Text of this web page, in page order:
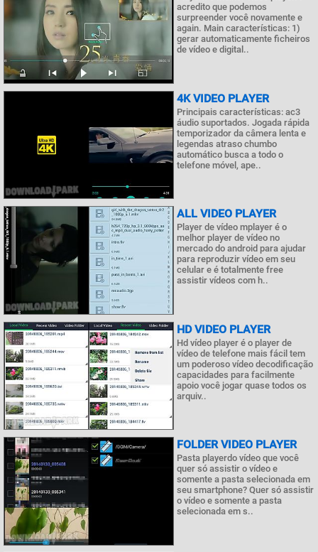
acredito que podemos
surpreender você novamente e
again. Main características: 1)
gerar automaticamente ficheiros
de vídeo e digital..
4K VIDEO PLAYER
Principais características: ac3
áudio suportados. Jogada rápida
temporizador da câmera lenta e
legendas atraso chumbo
automático busca a todo o
telefone móvel, ape..
ALL VIDEO PLAYER
Player de vídeo mplayer é o
melhor player de vídeo no
mercado do android para ajudar
para reproduzir vídeo em seu
celular e é totalmente free
assistir vídeos com h..
HD VIDEO PLAYER
Hd vídeo player é o player de
vídeo de telefone mais fácil tem
um poderoso vídeo decodificação
capacidades para facilmente
apoio você jogar quase todos os
arquiv..
FOLDER VIDEO PLAYER
Pasta playerdo vídeo que você
quer só assistir o vídeo e
somente a pasta selecionada em
seu smartphone? Quer só assistir
o vídeo e somente a pasta
selecionada em s..